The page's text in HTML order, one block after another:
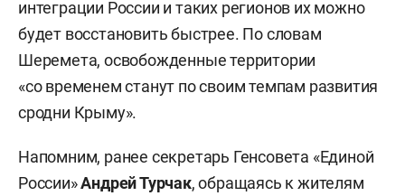
интеграции России и таких регионов их можно
будет восстановить быстрее. По словам
Шеремета, освобожденные территории
«со временем станут по своим темпам развития
сродни Крыму».
Напомним, ранее секретарь Генсовета «Единой
России»Андрей Турчак, обращаясь к жителям